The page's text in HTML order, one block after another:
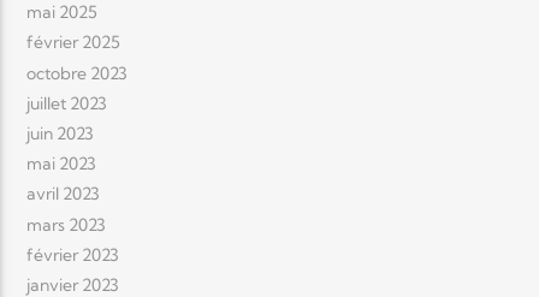
mai 2025
février 2025
octobre 2023
juillet 2023
juin 2023
mai 2023
avril 2023
mars 2023
février 2023
janvier 2023